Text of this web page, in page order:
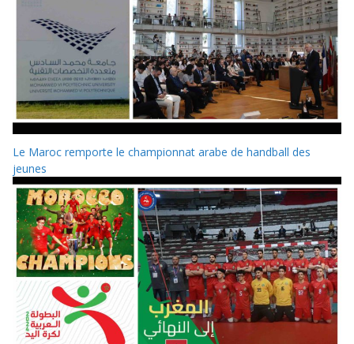
Le Maroc remporte le championnat arabe de handball des
jeunes